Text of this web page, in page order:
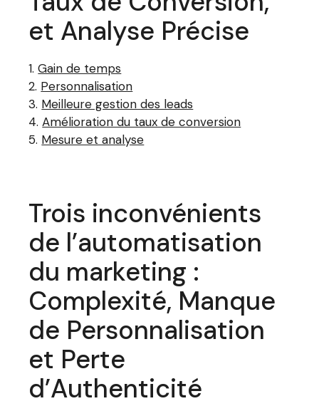
et Analyse Précise
Gain de temps
Personnalisation
Meilleure gestion des leads
Amélioration du taux de conversion
Mesure et analyse
Trois inconvénients
de l’automatisation
du marketing :
Complexité, Manque
de Personnalisation
et Perte
d’Authenticité